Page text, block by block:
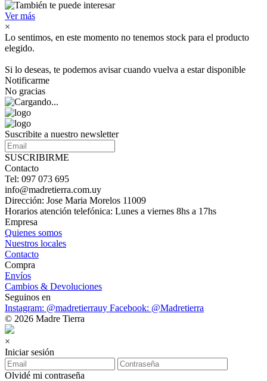
Ver más
×
Lo sentimos, en este momento no tenemos stock para el producto
elegido.
Si lo deseas, te podemos avisar cuando vuelva a estar disponible
Notificarme
No gracias
Suscribite a nuestro newsletter
SUSCRIBIRME
Contacto
Tel: 097 073 695
info@madretierra.com.uy
Dirección: Jose Maria Morelos 11009
Horarios atención telefónica: Lunes a viernes 8hs a 17hs
Empresa
Quienes somos
Nuestros locales
Contacto
Compra
Envíos
Cambios & Devoluciones
Seguinos en
Instagram: @madretierrauy Facebook: @Madretierra
© 2026 Madre Tierra
×
Iniciar sesión
Olvidé mi contraseña